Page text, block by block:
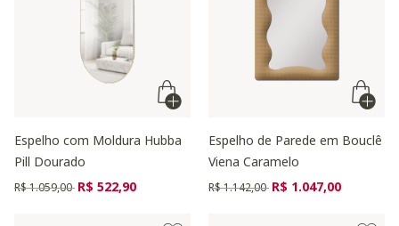
Espelho com Moldura Hubba
Pill Dourado
Preço reduzido de
R$ 1.059,00 para
R$ 522,90
Espelho de Parede em Bouclê
Viena Caramelo
Preço reduzido de
R$ 1.142,00 para
R$ 1.047,00